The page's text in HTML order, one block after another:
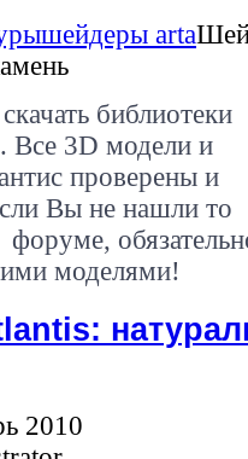
шейдеры arta
библиотеки
Все 3D модели и
проверены и
Вы не нашли то
моделями!
2010